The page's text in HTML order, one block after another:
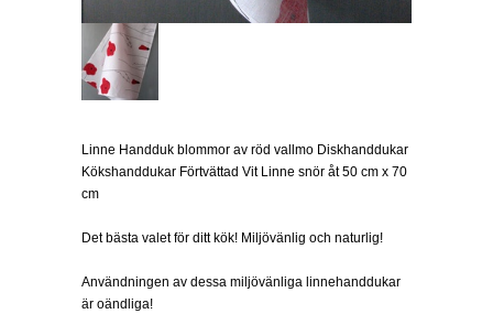
Linne Handduk blommor av röd vallmo Diskhanddukar
Kökshanddukar Förtvättad Vit Linne snör åt 50 cm x 70
cm
Det bästa valet för ditt kök! Miljövänlig och naturlig!
Användningen av dessa miljövänliga linnehanddukar
är oändliga!